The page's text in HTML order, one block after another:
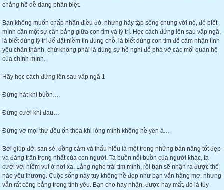
chẳng hề dễ dàng phân biệt.
Bạn không muốn chấp nhận điều đó, nhưng hãy tập sống chung với nó, để biết
mình cần một sự cân bằng giữa con tim và lý trí. Học cách đứng lên sau vấp ngã,
là biết dùng lý trí để đặt niềm tin đúng chỗ, là biết dùng con tim để cảm nhận tình
yêu chân thành, chứ không phải là dùng sự hồ nghi để phá vỡ các mối quan hệ
của chính mình.
Hãy học cách đứng lên sau vấp ngã 1
Đừng hát khi buồn…
Đừng cười khi đau…
Đừng vờ mọi thứ đều ổn thỏa khi lòng mình không hề yên ả…
Bởi giúp đỡ, san sẻ, đồng cảm và thấu hiểu là một trong những bản năng tốt đẹp
và đáng trân trọng nhất của con người. Ta buồn nỗi buồn của người khác, ta
cười với niềm vui ở nơi xa. Lắng nghe trái tim mình, rồi bạn sẽ nhận ra được thế
nào yêu thương. Cuộc sống này tuy không hề đẹp như bạn vẫn hằng mơ, nhưng
vẫn rất công bằng trong tình yêu. Bạn cho hay nhận, được hay mất, đó là tùy